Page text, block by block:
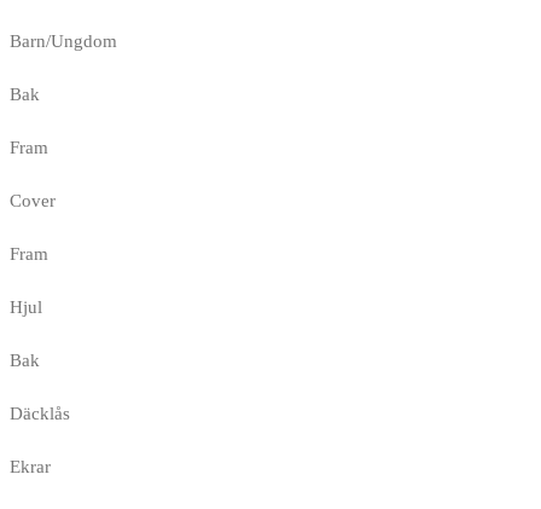
Barn/Ungdom
Bak
Fram
Cover
Fram
Hjul
Bak
Däcklås
Ekrar